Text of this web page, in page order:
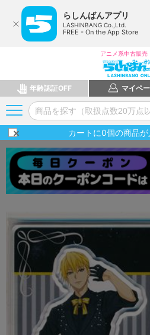
らしんばんアプリ
LASHINBANG Co.,Ltd.
FREE - On the App Store
アニメ系中古販売
年齢認証OFF マイペ
カートに0個の商品